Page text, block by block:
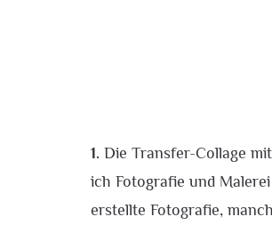
1. Die Transfer-Collage
ich Fotografie und
erstellte Fotografie,